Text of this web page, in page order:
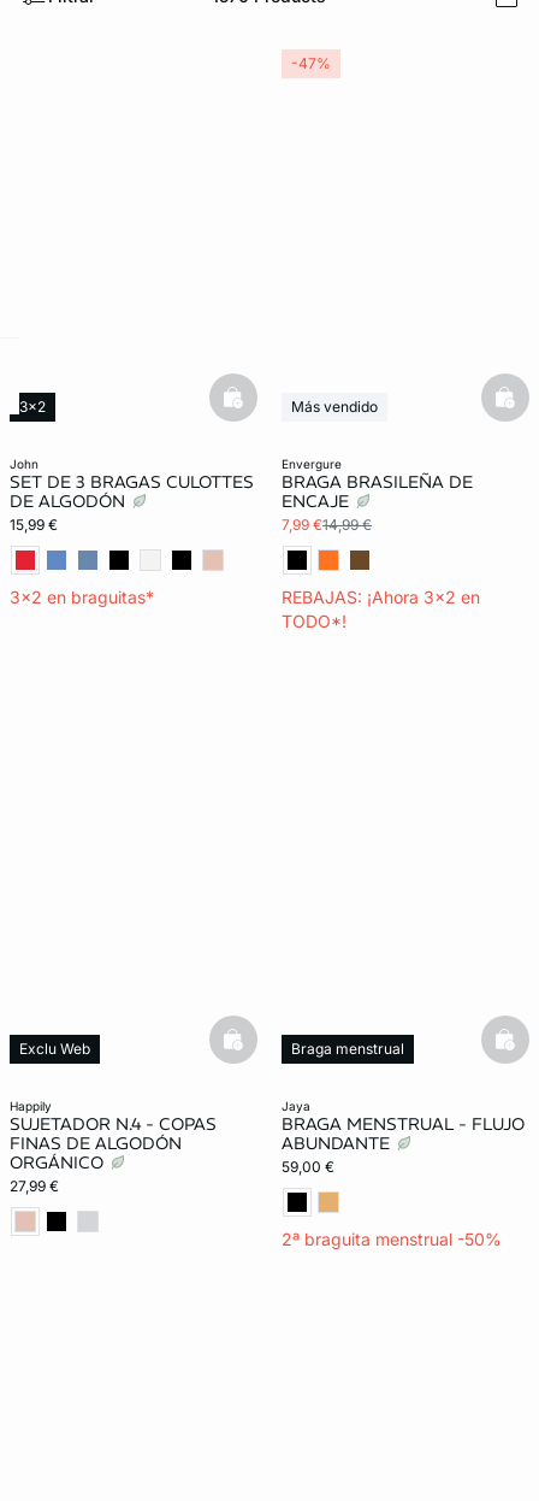
john
SET DE 3 BRAGAS CULOTTES
DE ALGODÓN
15,99 €
3x2 en braguitas*
3x2 basketfull
envergure
BRAGA BRASILEÑA DE
ENCAJE
7,99 €14,99 €
REBAJAS: ¡Ahora 3x2 en
TODO*!
Más vendido
-47%
happily
SUJETADOR N.4 - COPAS
FINAS DE ALGODÓN
ORGÁNICO
27,99 €
Exclu Web basketfull
jaya
BRAGA MENSTRUAL - FLUJO
ABUNDANTE
59,00 €
2ª braguita menstrual -50%
Braga menstrual